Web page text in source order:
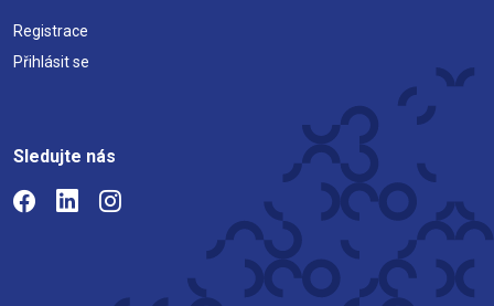
Registrace
Přihlásit se
Sledujte nás